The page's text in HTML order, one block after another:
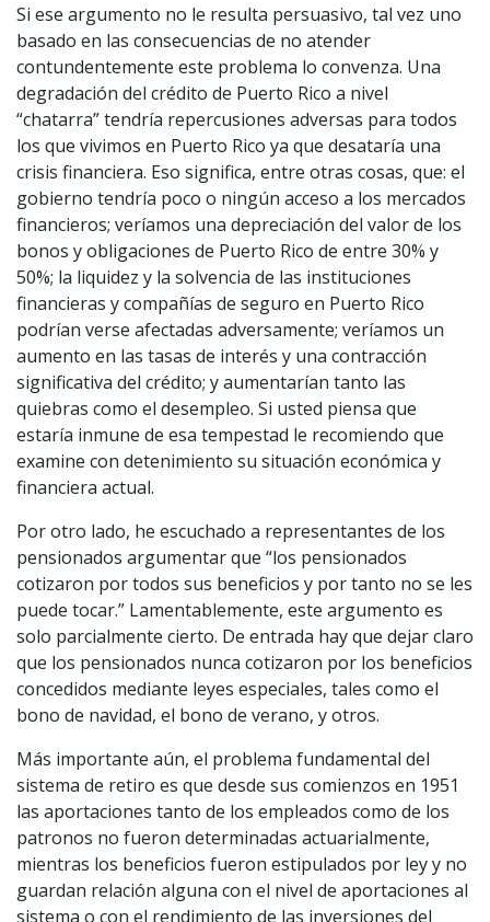
Si ese argumento no le resulta persuasivo, tal vez uno
basado en las consecuencias de no atender
contundentemente este problema lo convenza. Una
degradación del crédito de Puerto Rico a nivel
“chatarra” tendría repercusiones adversas para todos
los que vivimos en Puerto Rico ya que desataría una
crisis financiera. Eso significa, entre otras cosas, que: el
gobierno tendría poco o ningún acceso a los mercados
financieros; veríamos una depreciación del valor de los
bonos y obligaciones de Puerto Rico de entre 30% y
50%; la liquidez y la solvencia de las instituciones
financieras y compañías de seguro en Puerto Rico
podrían verse afectadas adversamente; veríamos un
aumento en las tasas de interés y una contracción
significativa del crédito; y aumentarían tanto las
quiebras como el desempleo. Si usted piensa que
estaría inmune de esa tempestad le recomiendo que
examine con detenimiento su situación económica y
financiera actual.
Por otro lado, he escuchado a representantes de los
pensionados argumentar que “los pensionados
cotizaron por todos sus beneficios y por tanto no se les
puede tocar.” Lamentablemente, este argumento es
solo parcialmente cierto. De entrada hay que dejar claro
que los pensionados nunca cotizaron por los beneficios
concedidos mediante leyes especiales, tales como el
bono de navidad, el bono de verano, y otros.
Más importante aún, el problema fundamental del
sistema de retiro es que desde sus comienzos en 1951
las aportaciones tanto de los empleados como de los
patronos no fueron determinadas actuarialmente,
mientras los beneficios fueron estipulados por ley y no
guardan relación alguna con el nivel de aportaciones al
sistema o con el rendimiento de las inversiones del